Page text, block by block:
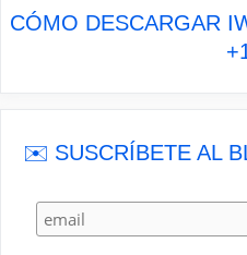
CÓMO DESCARGAR
✉️ SUSCRÍBETE AL